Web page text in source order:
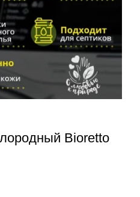
Bioretto